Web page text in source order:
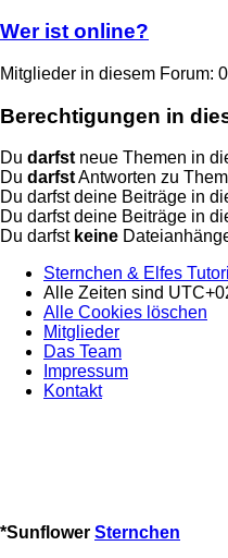
Wer ist online?
Mitglieder in diesem Forum:
Berechtigungen in
Du darfstneue Themen in
Du darfstAntworten zu
Du darfst deine Beiträge in
Du darfst deine Beiträge in
Du darfst keine
Sternchen & Elfes
Alle Zeiten sind
Alle Cookies löschen
Mitglieder
Das Team
Impressum
Kontakt
*Sunflower Sternchen